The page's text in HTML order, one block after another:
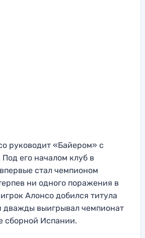
руководит «Байером» с
его началом клуб в
стал чемпионом
ни одного поражения в
Алонсо добился титула
дважды выигрывал чемпионат
сборной Испании.